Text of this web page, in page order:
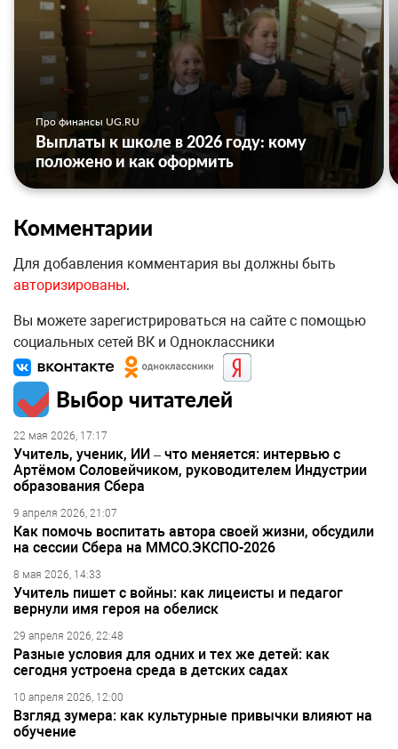
Про финансы UG.RU
Выплаты к школе в 2026 году: кому
положено и как оформить
Комментарии
Для добавления комментария вы должны быть
авторизированы.
Вы можете зарегистрироваться на сайте с помощью
социальных сетей ВК и Одноклассники
Выбор читателей
22 мая 2026, 17:17
Учитель, ученик, ИИ – что меняется: интервью с
Артёмом Соловейчиком, руководителем Индустрии
образования Сбера
9 апреля 2026, 21:07
Как помочь воспитать автора своей жизни, обсудили
на сессии Сбера на ММСО.ЭКСПО-2026
8 мая 2026, 14:33
Учитель пишет с войны: как лицеисты и педагог
вернули имя героя на обелиск
29 апреля 2026, 22:48
Разные условия для одних и тех же детей: как
сегодня устроена среда в детских садах
10 апреля 2026, 12:00
Взгляд зумера: как культурные привычки влияют на
обучение